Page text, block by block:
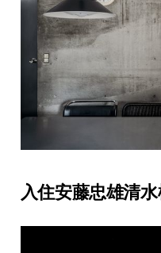
入住安藤忠雄清